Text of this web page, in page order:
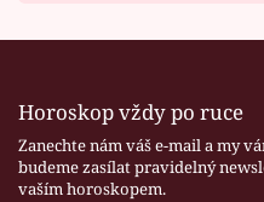
Horoskop vždy po ruce
Zanechte nám váš e-mail a my
budeme zasílat pravidelný
vaším horoskopem.